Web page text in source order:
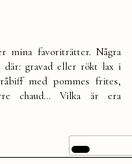
mina favoriträtter. Några
där: gravad eller rökt lax i
med pommes frites,
chaud… Vilka är era